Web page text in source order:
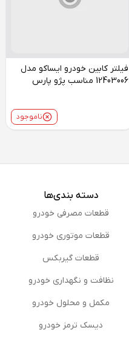
فیلتر کابین خودرو ایساکو مدل
12403006 مناسب پژو پارس
ناموجود
دسته بندی‌ها
قطعات مصرفی خودرو
قطعات موتوری خودرو
قطعات گیربکس
نظافت و نگهداری خودرو
مكمل و محلول خودرو
دیسک ترمز خودرو